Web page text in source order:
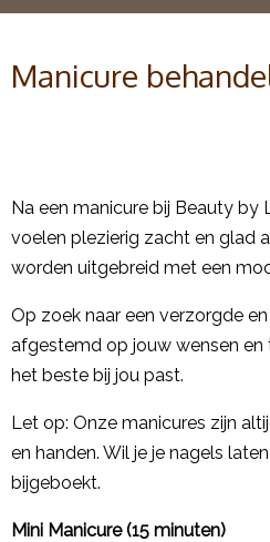
Manicure
Na een manicure bij Beauty by
voelen plezierig zacht en glad
worden uitgebreid met een
Op zoek naar een verzorgde
afgestemd op jouw wensen en
het beste bij jou past.
Let op: Onze manicures zijn
en handen. Wil je je nagels
bijgeboekt.
Mini Manicure (15 minuten)